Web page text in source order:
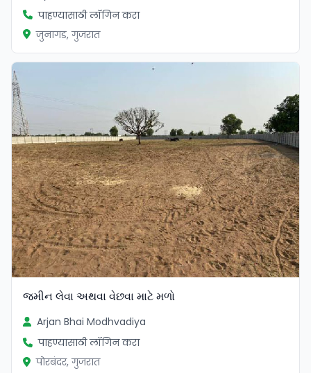
पाहण्यासाठी लॉगिन करा
जुनागड, गुजरात
જમીન લેવા અથવા વેછવા માટે મળો
Arjan Bhai Modhvadiya
पाहण्यासाठी लॉगिन करा
पोरबंदर, गुजरात